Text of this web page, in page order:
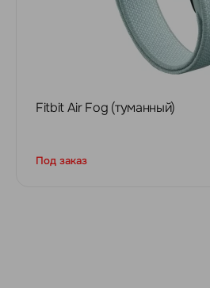
Fitbit Air Fog (туманный)
Под заказ